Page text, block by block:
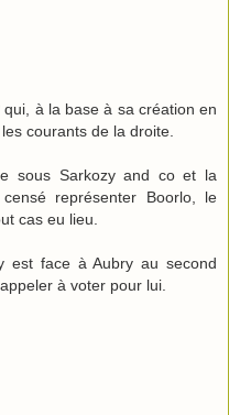
à la base à sa création en
courants de la droite.
sous Sarkozy and co et la
représenter Boorlo, le
cas eu lieu.
est face à Aubry au second
à voter pour lui.